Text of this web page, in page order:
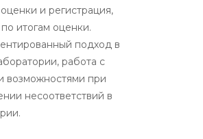
и регистрация,
итогам оценки.
подход в
работа с
возможностями при
несоответствий в